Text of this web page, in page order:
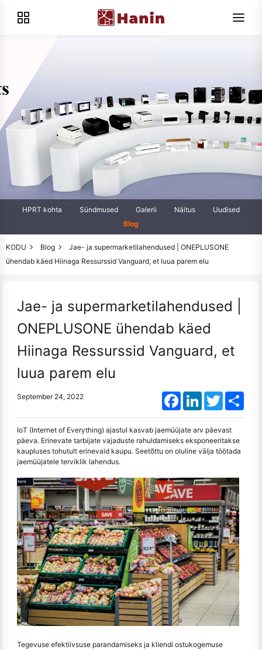
HPRT kohta Sündmused Galerii Näitus
Uudised
Blog
KODU Blog
Jae- ja supermarketilahendused | ONEPLUSONE
ühendab käed Hiinaga Ressurssid Vanguard, et luua parem elu
Jae- ja supermarketilahendused |
ONEPLUSONE ühendab käed
Hiinaga Ressurssid Vanguard, et
luua parem elu
September 24, 2022 FacebookLinkedInTwitter
IoT (Internet of Everything) ajastul kasvab jaemüüjate arv päevast
päeva. Erinevate tarbijate vajaduste rahuldamiseks eksponeeritakse
kaupluses tohutult erinevaid kaupu. Seetõttu on oluline välja töötada
jaemüüjatele terviklik lahendus.
Tegevuse efektiivsuse parandamiseks ja kliendi ostukogemuse